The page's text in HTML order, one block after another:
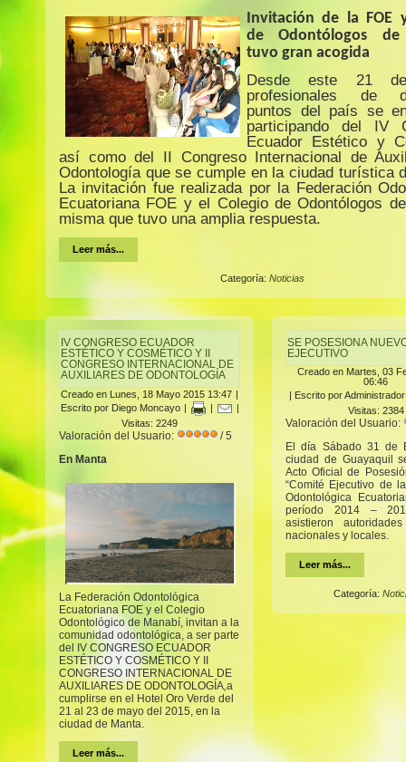
Invitación de la FOE
de Odontólogos de
tuvo gran acogida
Desde este 21
profesionales de
puntos del país se
participando del IV
Ecuador Estético y
así como del II Congreso Internacional de
Odontología que se cumple en la ciudad turística
La invitación fue realizada por la Federación
Ecuatoriana FOE y el Colegio de Odontólogos
misma que tuvo una amplia respuesta.
Leer más...
Categoría: Noticias
IV CONGRESO ECUADOR
ESTÉTICO Y COSMÉTICO Y II
CONGRESO INTERNACIONAL DE
AUXILIARES DE ODONTOLOGÍA
Creado en Lunes, 18 Mayo 2015 13:47 |
Escrito por Diego Moncayo | |
|
Visitas: 2249
Valoración del Usuario:
/ 5
En Manta
La Federación Odontológica
Ecuatoriana FOE y el Colegio
Odontológico de Manabí, invitan a la
comunidad odontológica, a ser parte
del IV CONGRESO ECUADOR
ESTÉTICO Y COSMÉTICO Y II
CONGRESO INTERNACIONAL DE
AUXILIARES DE ODONTOLOGÍA,a
cumplirse en el Hotel Oro Verde del
21 al 23 de mayo del 2015, en la
ciudad de Manta.
Leer más...
SE POSESIONA
EJECUTIVO
Creado en Martes, 03
06:46
| Escrito por Administrador
Visitas: 2384
Valoración del Usuario:
El día Sábado 31 de
ciudad de Guayaquil
Acto Oficial de
“Comité Ejecutivo de
Odontológica
período 2014 –
asistieron
nacionales y locales.
Leer más...
Categoría: